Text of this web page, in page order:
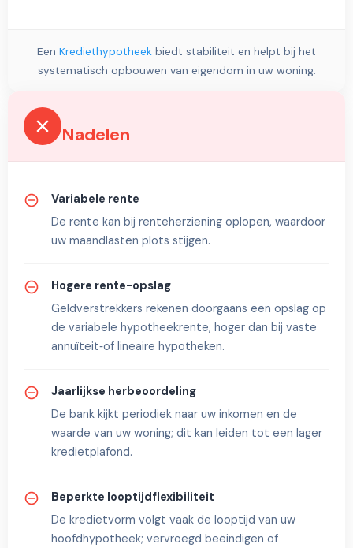
Een Krediethypotheek biedt stabiliteit en helpt bij het
systematisch opbouwen van eigendom in uw woning.
Nadelen
Variabele rente
De rente kan bij renteherziening oplopen, waardoor
uw maandlasten plots stijgen.
Hogere rente-opslag
Geldverstrekkers rekenen doorgaans een opslag op
de variabele hypotheekrente, hoger dan bij vaste
annuïteit‑of lineaire hypotheken.
Jaarlijkse herbeoordeling
De bank kijkt periodiek naar uw inkomen en de
waarde van uw woning; dit kan leiden tot een lager
kredietplafond.
Beperkte looptijdflexibiliteit
De kredietvorm volgt vaak de looptijd van uw
hoofd­hypotheek; vervroegd beëindigen of